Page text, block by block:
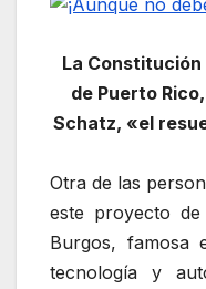
La
de Puerto
Schatz, «el
Otra de las
este proyecto
Burgos, famosa
tecnología y